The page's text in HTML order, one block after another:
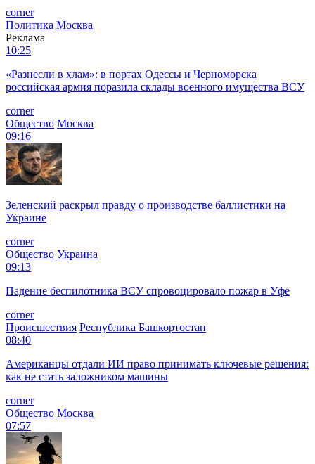
corner
Политика Москва
Реклама
10:25
«Разнесли в хлам»: в портах Одессы и Черноморска
российская армия поразила склады военного имущества ВСУ
corner
Общество Москва
09:16
Зеленский раскрыл правду о производстве баллистики на
Украине
corner
Общество Украина
09:13
Падение беспилотника ВСУ спровоцировало пожар в Уфе
corner
Происшествия Республика Башкортостан
08:40
Американцы отдали ИИ право принимать ключевые решения:
как не стать заложником машины
corner
Общество Москва
07:57